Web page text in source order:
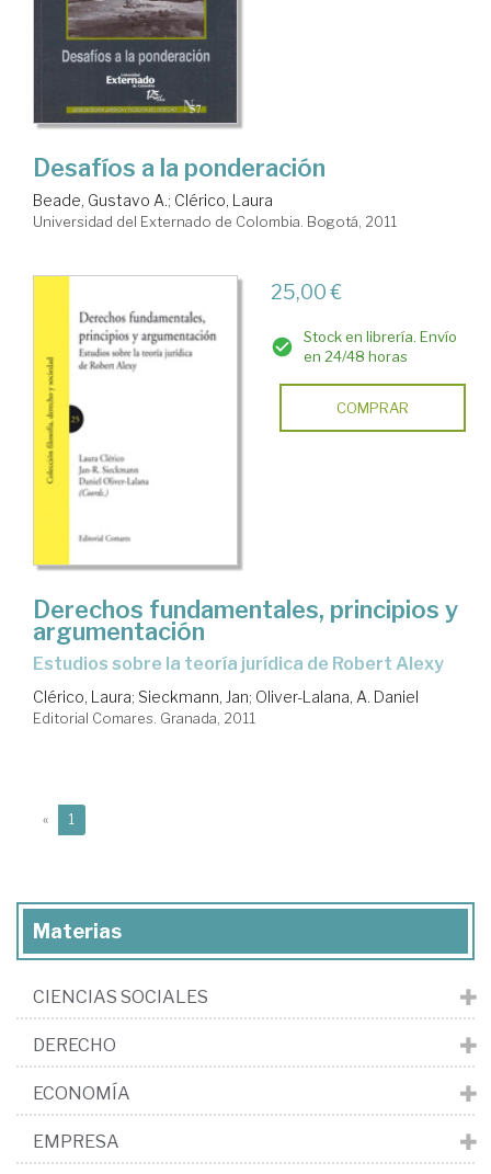
Desafíos a la ponderación
Beade, Gustavo A.; Clérico, Laura
Universidad del Externado de Colombia. Bogotá, 2011
25,00 €
Stock en librería. Envío
en 24/48 horas
COMPRAR
Derechos fundamentales, principios y
argumentación
estudios sobre la teoría jurídica de Robert Alexy
Clérico, Laura; Sieckmann, Jan; Oliver-Lalana, A. Daniel
Editorial Comares. Granada, 2011
« 1
Materias
CIENCIAS SOCIALES
DERECHO
ECONOMÍA
EMPRESA